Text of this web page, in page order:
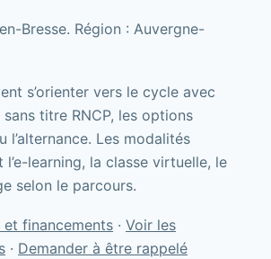
Bresse. Région : Auvergne-
s’orienter vers le cycle avec
titre RNCP, les options
l’alternance. Les modalités
learning, la classe virtuelle, le
selon le parcours.
financements · Voir les
· Demander à être rappelé